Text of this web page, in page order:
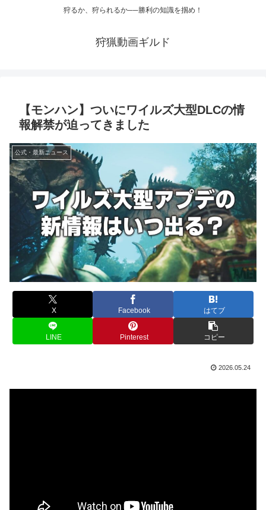
狩るか、狩られるか──勝利の知識を掴め！
狩猟動画ギルド
【モンハン】ついにワイルズ大型DLCの情
報解禁が迫ってきました
公式・最新ニュース
X Facebook はてブ
LINE Pinterest コピー
2026.05.24